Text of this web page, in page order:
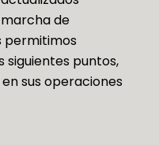
de
permitimos
puntos,
sus operaciones